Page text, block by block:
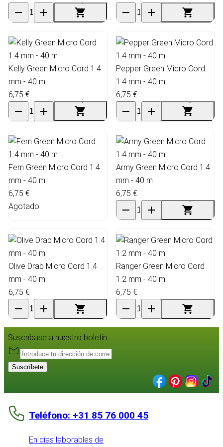
Kelly Green Micro Cord 1.4
mm - 40 m
6,75 €
Pepper Green Micro Cord
1.4 mm - 40 m
6,75 €
Fern Green Micro Cord 1.4
mm - 40 m
6,75 €
Agotado
Army Green Micro Cord 1.4
mm - 40 m
6,75 €
Olive Drab Micro Cord 1.4
mm - 40 m
6,75 €
Ranger Green Micro Cord
1.2 mm - 40 m
6,75 €
Suscríbase a nuestro boletín:
Suscríbete
Teléfono: +31 85 76 000 45
En días laborables de